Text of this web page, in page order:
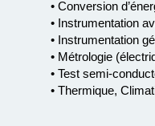
• Conversion
• Instrumentation
• Instrumentation
• Métrologie
• Test semi-
• Thermique,